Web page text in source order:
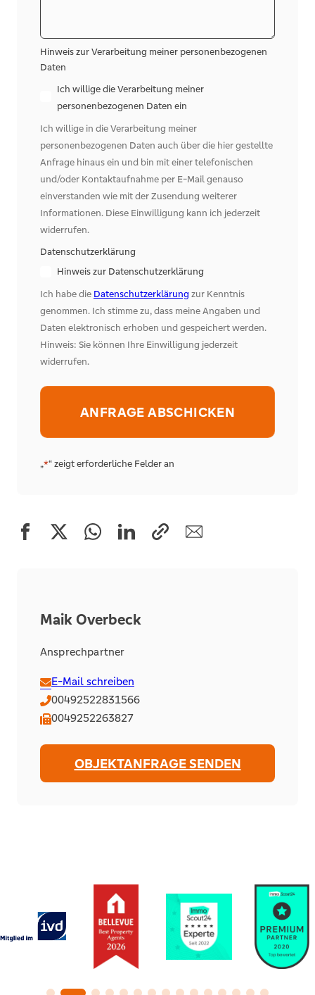
„*“ zeigt erforderliche Felder an
Hinweis zur Verarbeitung meiner personenbezogenen
Daten
Ich willige die Verarbeitung meiner
personenbezogenen Daten ein
Ich willige in die Verarbeitung meiner
personenbezogenen Daten auch über die hier gestellte
Anfrage hinaus ein und bin mit einer telefonischen
und/oder Kontaktaufnahme per E-Mail genauso
einverstanden wie mit der Zusendung weiterer
Informationen. Diese Einwilligung kann ich jederzeit
widerrufen.
Datenschutzerklärung
Hinweis zur Datenschutzerklärung
Ich habe die Datenschutzerklärungzur Kenntnis
genommen. Ich stimme zu, dass meine Angaben und
Daten elektronisch erhoben und gespeichert werden.
Hinweis: Sie können Ihre Einwilligung jederzeit
widerrufen.
Alternative:
Maik Overbeck
Ansprechpartner
E-Mail schreiben
00492522831566
0049252263827
OBJEKTANFRAGE SENDEN